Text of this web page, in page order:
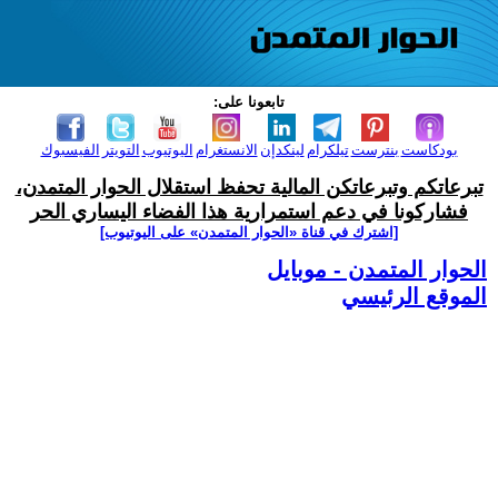
تابعونا على:
الفيسبوك التويتر اليوتيوب الانستغرام لينكدإن تيلكرامبنترست بودكاست
تبرعاتكم وتبرعاتكن المالية تحفظ استقلال الحوار المتمدن،
فشاركونا في دعم استمرارية هذا الفضاء اليساري الحر
[اشترك في قناة ‫«الحوار المتمدن» على اليوتيوب]
الحوار المتمدن - موبايل
الموقع الرئيسي